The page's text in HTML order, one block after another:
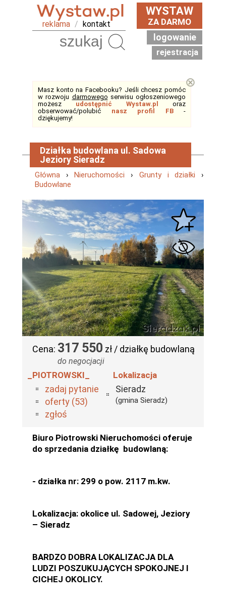
reklama / kontakt
WYSTAW
ZA DARMO
logowanie
rejestracja
Masz konto na Facebooku? Jeśli chcesz pomóc
w rozwoju darmowego serwisu ogłoszeniowego
możesz udostępnić Wystaw.pl
oraz
obserwować/polubić nasz profil FB-
dziękujemy!
⊗
Działka budowlana ul. Sadowa
Jeziory Sieradz
Główna ›Nieruchomości › Grunty i działki ›
Budowlane
Cena: 317 550 zł / działkę budowlaną
do negocjacji
_PIOTROWSKI_
zadaj pytanie
oferty (53)
zgłoś
Lokalizacja
Sieradz
(gmina Sieradz)
Biuro Piotrowski Nieruchomości oferuje
do sprzedania działkę budowlaną:
- działka nr: 299 o pow. 2117 m.kw.
Lokalizacja: okolice ul. Sadowej, Jeziory
– Sieradz
BARDZO DOBRA LOKALIZACJA DLA
LUDZI POSZUKUJĄCYCH SPOKOJNEJ I
CICHEJ OKOLICY.